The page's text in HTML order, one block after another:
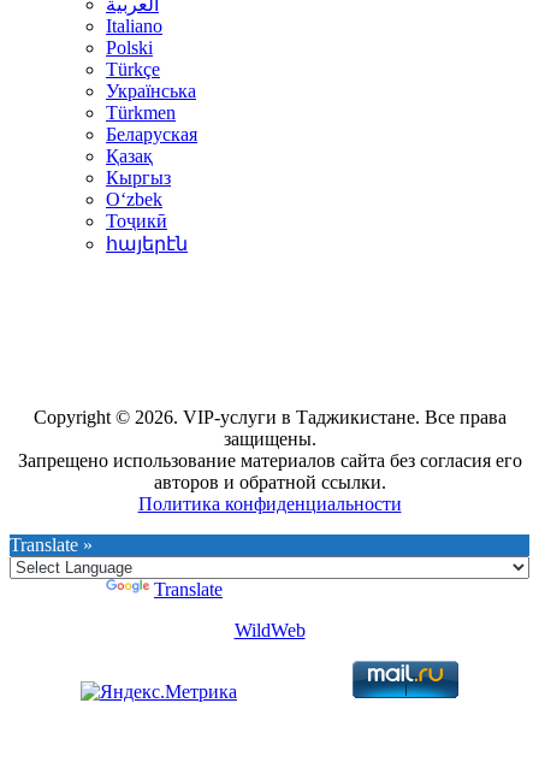
Italiano
Polski
Türkçe
Українська
Türkmen
Беларуская
Қазақ
Кыргыз
Oʻzbek
Тоҷикӣ
հայերէն
Copyright © 2026. VIP-услуги в Таджикистане. Все права
защищены.
Запрещено использование материалов сайта без согласия его
авторов и обратной ссылки.
Политика конфиденциальности
Translate »
Translate
WildWeb